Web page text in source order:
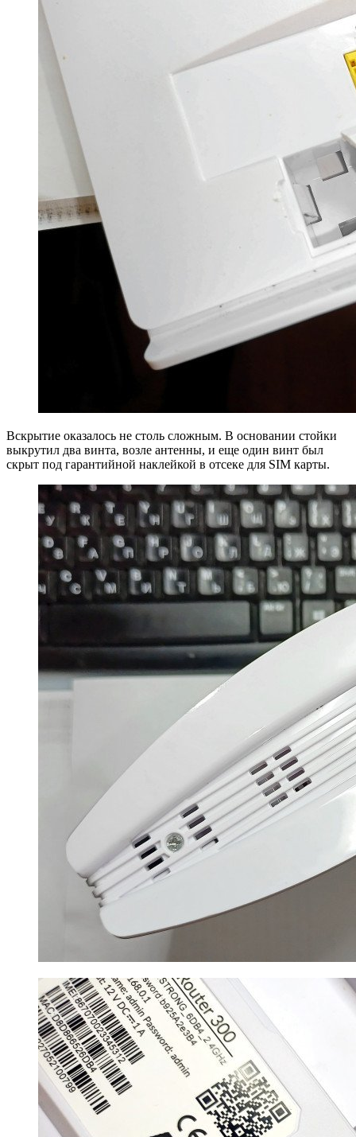
Вскрытие оказалось не столь сложным. В основании стойки
выкрутил два винта, возле антенны, и еще один винт был
скрыт под гарантийной наклейкой в отсеке для SIM карты.